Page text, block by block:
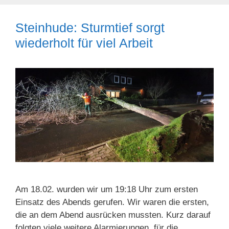
Steinhude: Sturmtief sorgt
wiederholt für viel Arbeit
Am 18.02. wurden wir um 19:18 Uhr zum ersten
Einsatz des Abends gerufen. Wir waren die ersten,
die an dem Abend ausrücken mussten. Kurz darauf